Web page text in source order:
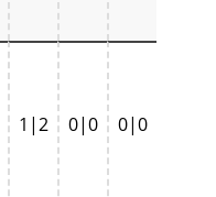
1|2 0|0 0|0